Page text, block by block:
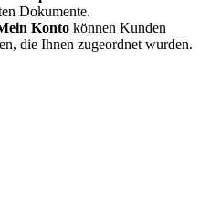
Dokumente.
Konto können Kunden
die Ihnen zugeordnet wurden.